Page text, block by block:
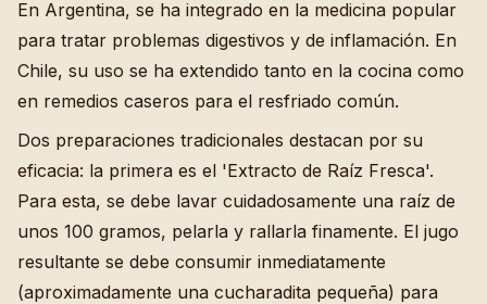
En Argentina, se ha integrado en la medicina popular
para tratar problemas digestivos y de inflamación. En
Chile, su uso se ha extendido tanto en la cocina como
en remedios caseros para el resfriado común.
Dos preparaciones tradicionales destacan por su
eficacia: la primera es el 'Extracto de Raíz Fresca'.
Para esta, se debe lavar cuidadosamente una raíz de
unos 100 gramos, pelarla y rallarla finamente. El jugo
resultante se debe consumir inmediatamente
(aproximadamente una cucharadita pequeña) para